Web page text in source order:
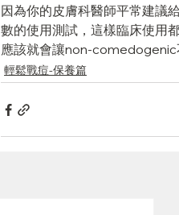
因為你的皮膚科醫師平常建議
數的使用測試，這樣臨床使用
應該就會讓non-comedogenic
輕鬆戰痘-保養篇